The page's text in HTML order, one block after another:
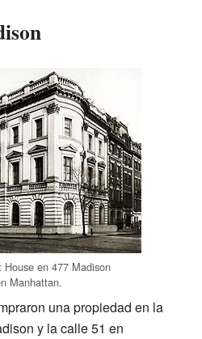
en 477 Madison
Manhattan.
una propiedad en la
y la calle 51 en